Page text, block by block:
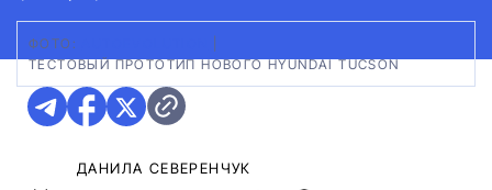
ФОТО:
ТЕСТОВЫЙ ПРОТОТИП НОВОГО HYUNDAI TUCSON
ДАНИЛА СЕВЕРЕНЧУК